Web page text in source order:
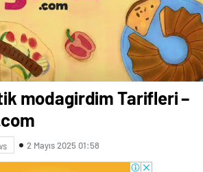
modagirdim Tarifleri –
2 Mayıs 2025 01:58